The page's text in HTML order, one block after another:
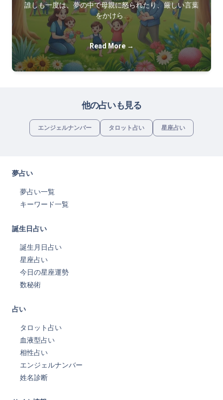
誰しも一度は、夢の中で母親に怒られたり、厳しい言葉
をかけら…
Read More →
他の占いも見る
エンジェルナンバー タロット占い 星座占い
夢占い
夢占い一覧
キーワード一覧
誕生日占い
誕生月日占い
星座占い
今日の星座運勢
数秘術
占い
タロット占い
血液型占い
相性占い
エンジェルナンバー
姓名診断